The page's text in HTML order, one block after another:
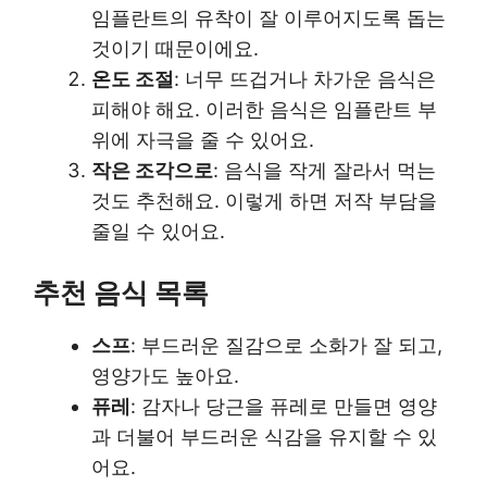
임플란트의 유착이 잘 이루어지도록 돕는
것이기 때문이에요.
온도 조절 : 너무 뜨겁거나 차가운 음식은
피해야 해요. 이러한 음식은 임플란트 부
위에 자극을 줄 수 있어요.
작은 조각으로: 음식을 작게 잘라서 먹는
것도 추천해요. 이렇게 하면 저작 부담을
줄일 수 있어요.
추천 음식 목록
스프: 부드러운 질감으로 소화가 잘 되고,
영양가도 높아요.
퓨레 : 감자나 당근을 퓨레로 만들면 영양
과 더불어 부드러운 식감을 유지할 수 있
어요.